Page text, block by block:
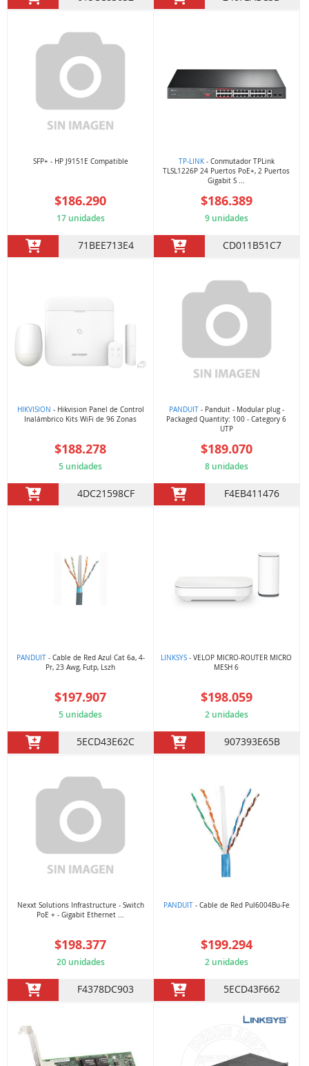
SFP+ - HP J9151E Compatible
$186.290
17 unidades
71BEE713E4
TP-LINK- Conmutador TPLink
TLSL1226P 24 Puertos PoE+, 2 Puertos
Gigabit S ...
$186.389
9 unidades
CD011B51C7
HIKVISION - Hikvision Panel de Control
Inalámbrico Kits WiFi de 96 Zonas
$188.278
5 unidades
4DC21598CF
PANDUIT- Panduit - Modular plug -
Packaged Quantity: 100 - Category 6
UTP
$189.070
8 unidades
F4EB411476
PANDUIT- Cable de Red Azul Cat 6a, 4-
Pr, 23 Awg, Futp, Lszh
$197.907
5 unidades
5ECD43E62C
LINKSYS - VELOP MICRO-ROUTER MICRO
MESH 6
$198.059
2 unidades
907393E65B
Nexxt Solutions Infrastructure - Switch
PoE + - Gigabit Ethernet ...
$198.377
20 unidades
F4378DC903
PANDUIT- Cable de Red Pul6004Bu-Fe
$199.294
2 unidades
5ECD43F662